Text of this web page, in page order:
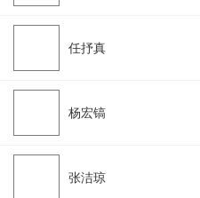
任抒真
杨宏镐
张洁琼